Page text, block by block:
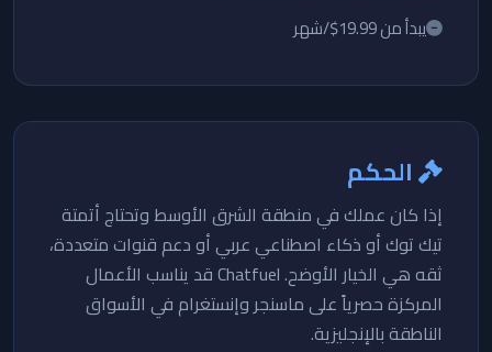
يبدأ من 19.99$/شهر
الحكم
إذا كان عملك في منطقة الشرق الأوسط وتحتاج أتمتة
تيك توك أو ذكاء اصطناعي عربي أو دعم قنوات متعددة،
ثقه هي الخيار الأوضح. Chatfuel قد يناسب الأعمال
المركزة حصرياً على ماسنجر وإنستغرام في الأسواق
الناطقة بالإنجليزية.